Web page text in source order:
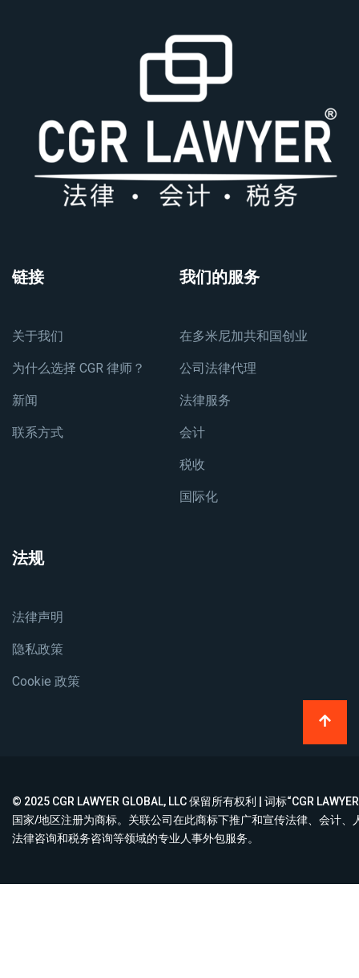
链接
关于我们
为什么选择 CGR 律师？
新闻
联系方式
我们的服务
在多米尼加共和国创业
公司法律代理
法律服务
会计
税收
国际化
法规
法律声明
隐私政策
Cookie 政策
© 2025 CGR LAWYER GLOBAL, LLC 保留所有权利 | 词标“CGR
国家/地区注册为商标。关联公司在此商标下推广和宣传法律、会计、
法律咨询和税务咨询等领域的专业人事外包服务。